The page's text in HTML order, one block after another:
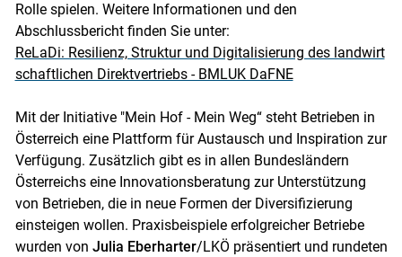
Rolle spielen. Weitere Informationen und den
Abschlussbericht finden Sie unter:
ReLaDi: Resilienz, Struktur und Digitalisierung des landwirt
schaftlichen Direktvertriebs - BMLUK DaFNE
Mit der Initiative "Mein Hof - Mein Weg“ steht Betrieben in
Österreich eine Plattform für Austausch und Inspiration zur
Verfügung. Zusätzlich gibt es in allen Bundesländern
Österreichs eine Innovationsberatung zur Unterstützung
von Betrieben, die in neue Formen der Diversifizierung
einsteigen wollen. Praxisbeispiele erfolgreicher Betriebe
wurden von Julia Eberharter/LKÖ präsentiert und rundeten